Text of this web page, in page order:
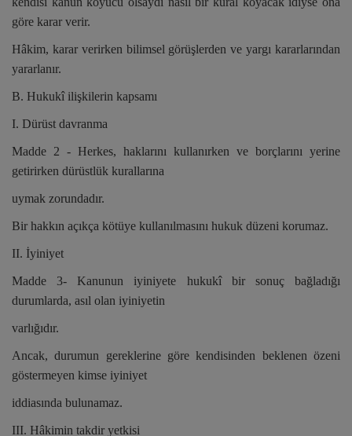
göre karar verir.
Hâkim, karar verirken bilimsel görüşlerden ve yargı kararlarından
yararlanır.
B. Hukukî ilişkilerin kapsamı
I. Dürüst davranma
Madde 2 - Herkes, haklarını kullanırken ve borçlarını yerine
getirirken dürüstlük kurallarına
uymak zorundadır.
Bir hakkın açıkça kötüye kullanılmasını hukuk düzeni korumaz.
II. İyiniyet
Madde 3- Kanunun iyiniyete hukukî bir sonuç bağladığı
durumlarda, asıl olan iyiniyetin
varlığıdır.
Ancak, durumun gereklerine göre kendisinden beklenen özeni
göstermeyen kimse iyiniyet
iddiasında bulunamaz.
III. Hâkimin takdir yetkisi